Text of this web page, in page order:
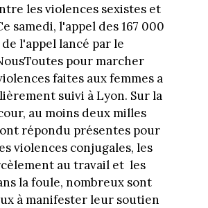
les violences sexistes et
samedi, l'appel des 167 000
l'appel lancé par le
pour marcher
faites aux femmes a
suivi à Lyon. Sur la
au moins deux milles
répondu présentes pour
violences conjugales, les
au travail et les
la foule, nombreux sont
à manifester leur soutien